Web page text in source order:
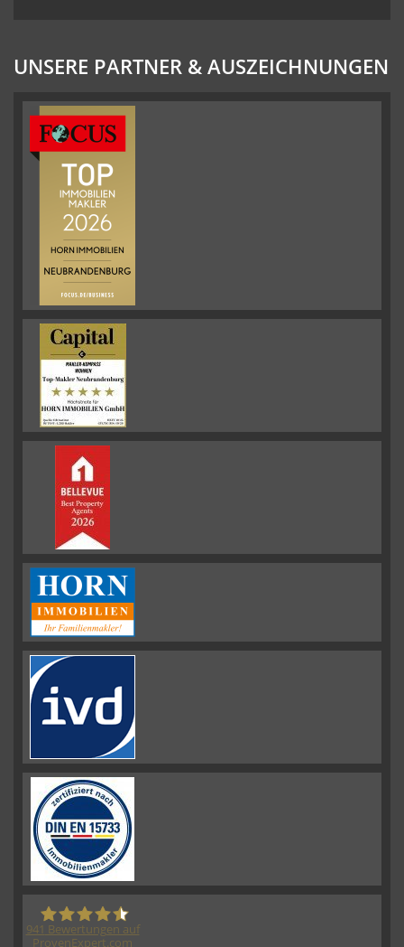
UNSERE PARTNER & AUSZEICHNUNGEN
941 Bewertungen auf
ProvenExpert.com